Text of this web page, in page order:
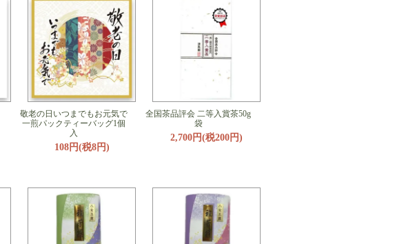
敬老の日いつまでもお元気で
一煎パックティーバッグ1個
入
108円(税8円)
全国茶品評会 二等入賞茶50g
袋
2,700円(税200円)